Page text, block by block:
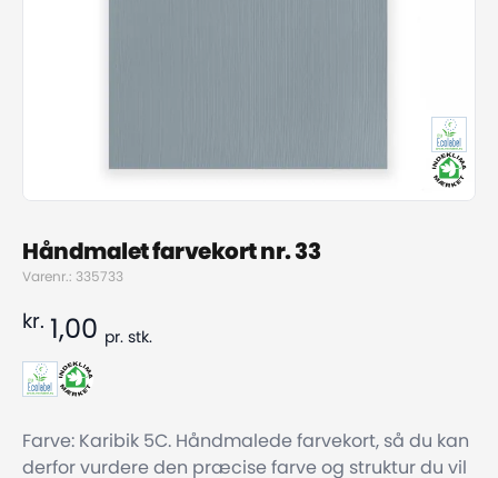
Håndmalet farvekort nr. 33
Varenr.: 335733
kr. 1,00 pr. stk.
Farve: Karibik 5C. Håndmalede farvekort, så du kan
derfor vurdere den præcise farve og struktur du vil